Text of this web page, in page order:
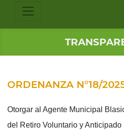
ORDENANZA N°18/
Otorgar al Agente Municipal
del Retiro Voluntario y Anticipado